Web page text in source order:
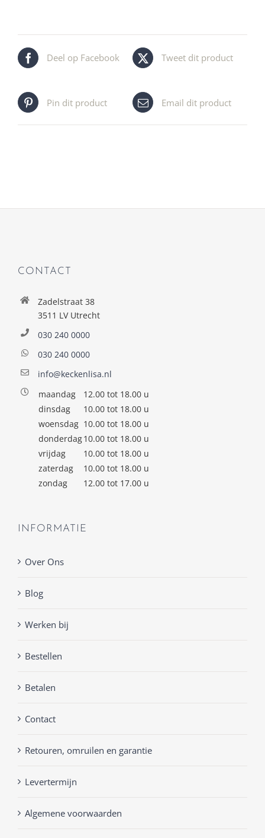
Deel op Facebook Tweet dit product
Pin dit product Email dit product
CONTACT
Zadelstraat 38
3511 LV Utrecht
030 240 0000
030 240 0000
info@keckenlisa.nl
maandag
12.00 tot 18.00 u
dinsdag
10.00 tot 18.00 u
woensdag 10.00 tot 18.00 u
donderdag10.00 tot 18.00 u
vrijdag
10.00 tot 18.00 u
zaterdag
10.00 tot 18.00 u
zondag
12.00 tot 17.00 u
INFORMATIE
Over Ons
Blog
Werken bij
Bestellen
Betalen
Contact
Retouren, omruilen en garantie
Levertermijn
Algemene voorwaarden